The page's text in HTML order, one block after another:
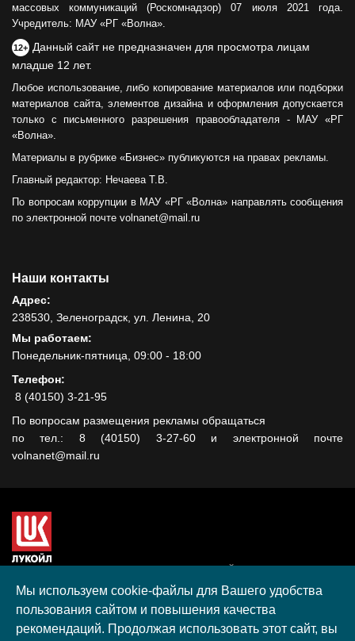
массовых коммуникаций (Роскомнадзор) 07 июля 2021 года.
Учредитель: МАУ «РГ «Волна».
12+ Данный сайт не предназначен для просмотра лицам
младше 12 лет.
Любое использование, либо копирование материалов или подборки
материалов сайта, элементов дизайна и оформления допускается
только с письменного разрешения правообладателя - МАУ «РГ
«Волна».
Материалы в рубрике «Бизнес» публикуются на правах рекламы.
Главный редактор: Нечаева Т.В.
По вопросам коррупции в МАУ «РГ «Волна» направлять сообщения
по электронной почте volnanet@mail.ru
Наши контакты
Адрес:
238530, Зеленоградск, ул. Ленина, 20
Мы работаем:
Понедельник-пятница, 09:00 - 18:00
Телефон:
8 (40150) 3-21-95
По вопросам размещения рекламы обращаться
по тел.: 8 (40150) 3-27-60 и электронной почте
volnanet@mail.ru
гранта, полученного в рамках XIII Конкурса социальных и
культурных проектов ПАО "ЛУКОЙЛ" на территории
Калининградской области в 2020 году
Согласие на обработку персональных данных
Мы используем cookie-файлы для Вашего удобства
пользования сайтом и повышения качества
рекомендаций. Продолжая использовать этот сайт, вы